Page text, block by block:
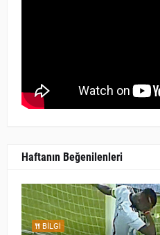
Haftanın Beğenilenleri
BILGI